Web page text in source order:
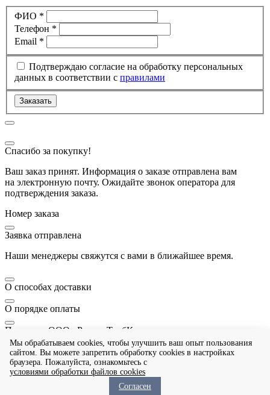
ФИО *
Телефон *
Email *
Подтверждаю согласие на обработку персональных
данных в соответствии с правилами
Заказать
Спасибо за покупку!
Ваш заказ принят. Информация о заказе отправлена вам
на электронную почту. Ожидайте звонок оператора для
подтверждения заказа.
Номер заказа
Заявка отправлена
Наши менеджеры свяжутся с вами в ближайшее время.
О способах доставки
О порядке оплаты
Политика ООО «РегионТрубКомплект» в отношении
организации обработки и обеспечения безопасности
персональных данных
Товар добавлен в корзину
Мы обрабатываем cookies, чтобы улучшить ваш опыт пользования
сайтом. Вы можете запретить обработку сookies в настройках
браузера. Пожалуйста, ознакомьтесь с
условиями обработки файлов cookies
Согласен